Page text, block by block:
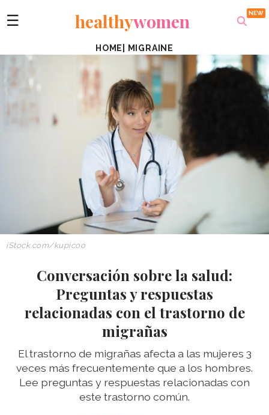
☰ healthywomen
HOME MIGRAINE
iStock.com/kupicoo
Conversación sobre la salud:
Preguntas y respuestas
relacionadas con el trastorno de
migrañas
El trastorno de migrañas afecta a las mujeres 3
veces más frecuentemente que a los hombres.
Lee preguntas y respuestas relacionadas con
este trastorno común.